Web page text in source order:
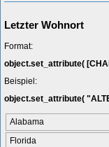
Letzter Wohnort
Format:
object.set_attribute(
Beispiel:
object.set_attribute(
Alabama
Florida